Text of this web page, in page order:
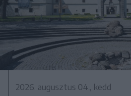
2026. augusztus 04., kedd